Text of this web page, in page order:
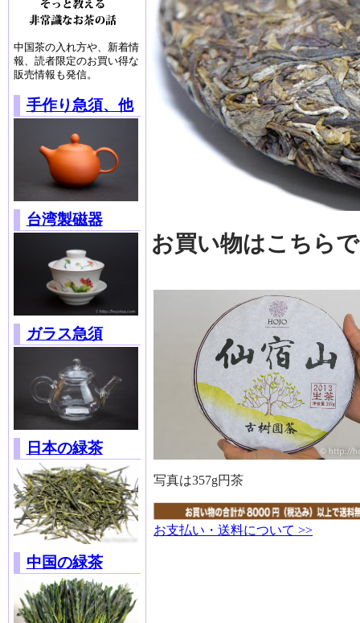
中国茶の入れ方や、新着情
報、読者限定のお買い得な
販売情報も発信。
手作り急須、他
台湾製磁器
ガラス急須
日本の緑茶
中国の緑茶
お買い物はこちらで
写真は357g円茶
お支払い・送料について >>